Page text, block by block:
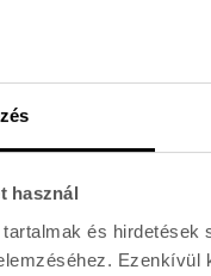
használ
és
Ajánlott